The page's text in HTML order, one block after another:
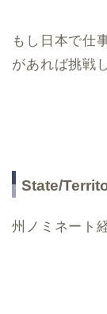
もし日本で仕
があれば挑戦
State/
州ノミネート